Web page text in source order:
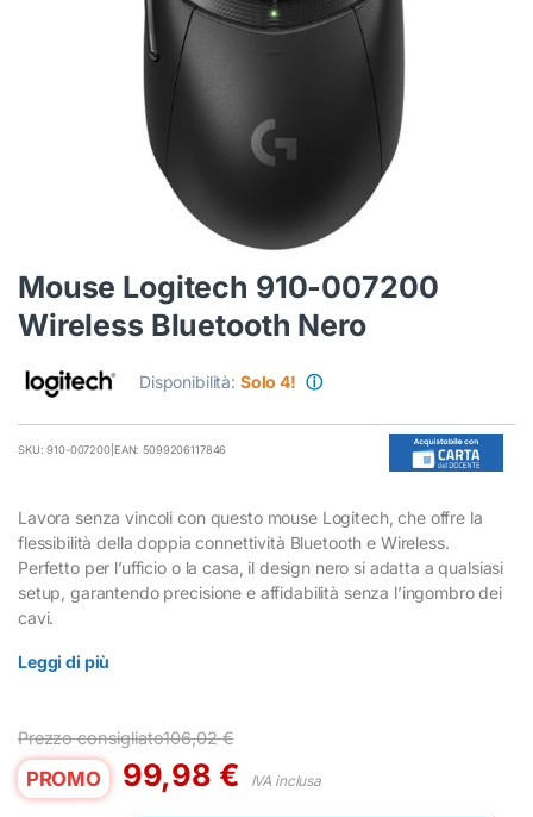
Mouse Logitech 910-007200
Wireless Bluetooth Nero
Disponibilità: Solo 4! ⓘ
SKU: 910-007200| EAN: 5099206117846
Lavora senza vincoli con questo mouse Logitech, che offre la
flessibilità della doppia connettività Bluetooth e Wireless.
Perfetto per l’ufficio o la casa, il design nero si adatta a qualsiasi
setup, garantendo precisione e affidabilità senza l’ingombro dei
cavi.
Leggi di più
Prezzo consigliato106,02€
PROMO 99,98 € IVA inclusa